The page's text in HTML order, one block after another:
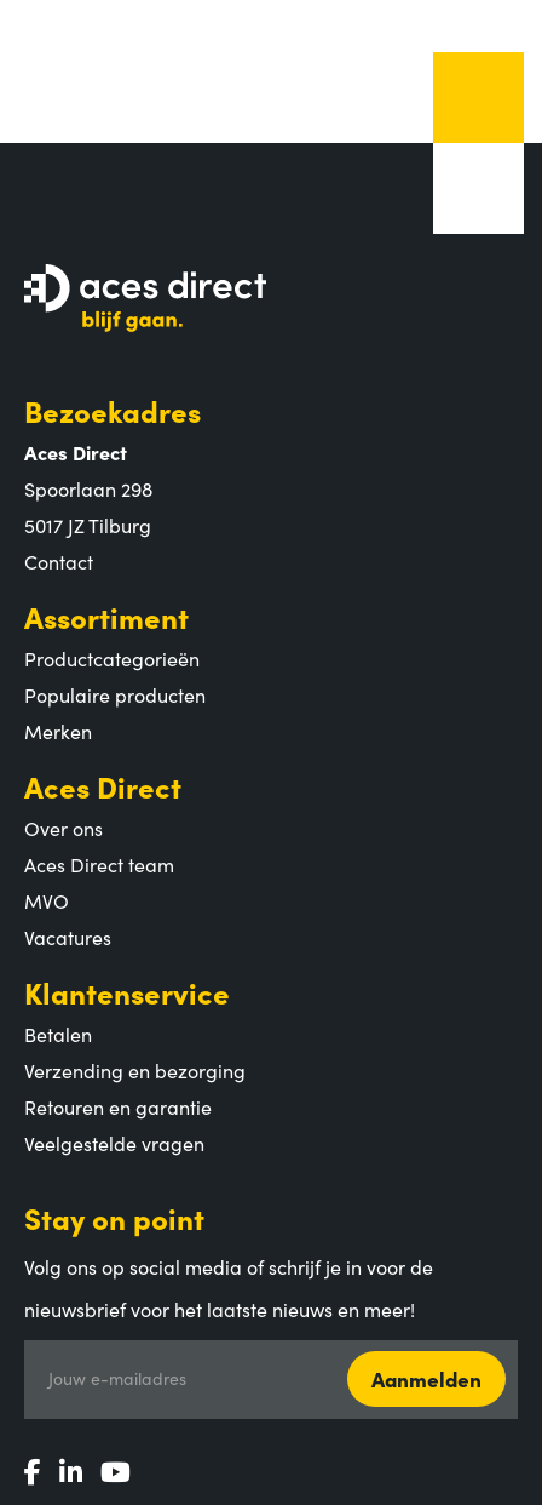
Bezoekadres
Aces Direct
Spoorlaan 298
5017 JZ Tilburg
Contact
Assortiment
Productcategorieën
Populaire producten
Merken
Aces Direct
Over ons
Aces Direct team
MVO
Vacatures
Klantenservice
Betalen
Verzending en bezorging
Retouren en garantie
Veelgestelde vragen
Stay on point
Volg ons op social media of schrijf je in voor de
nieuwsbrief voor het laatste nieuws en meer!
Jouw e-mailadres Aanmelden